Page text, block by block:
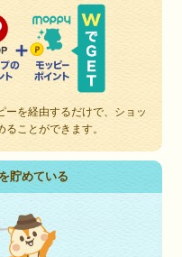
ーを経由するだけで、ショッ
ことができます。
貯めている